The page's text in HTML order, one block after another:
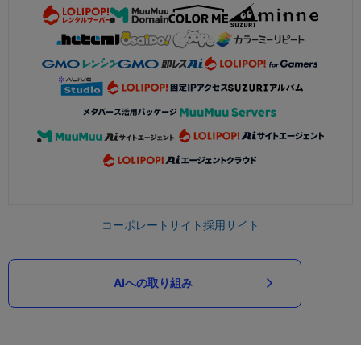
コーポレートサイト採用サイト
AIへの取り組み